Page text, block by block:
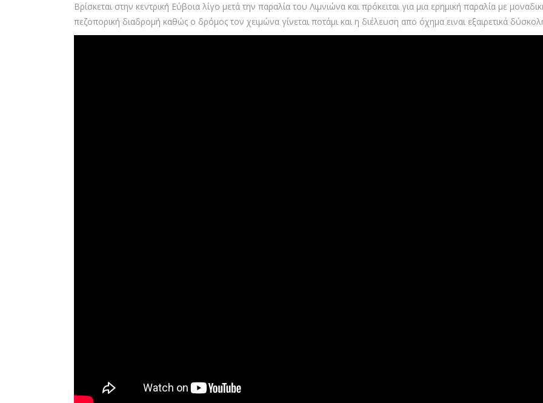
Βρίσκεται στην κεντρική Εύβοια λίγο μετά την παραλία του Λιμνιώνα και πρόκειται για μια ερημική παραλία με
πεζοπορική διαδρομή καθώς ο δρόμος τον χειμώνα γίνεται ποτάμι και η διέλευση απο όχημα ειναι εξαιρετικά